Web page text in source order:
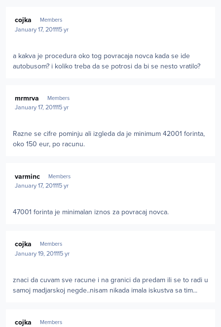
cojka Members
January 17, 201115 yr
a kakva je procedura oko tog povracaja novca kada se ide
autobusom? i koliko treba da se potrosi da bi se nesto vratilo?
mrmrva Members
January 17, 201115 yr
Razne se cifre pominju ali izgleda da je minimum 42001 forinta,
oko 150 eur, po racunu.
varminc Members
January 17, 201115 yr
47001 forinta je minimalan iznos za povracaj novca.
cojka Members
January 19, 201115 yr
znaci da cuvam sve racune i na granici da predam ili se to radi u
samoj madjarskoj negde..nisam nikada imala iskustva sa tim...
cojka Members